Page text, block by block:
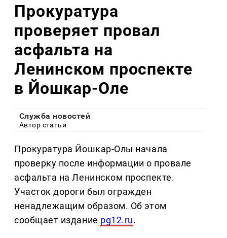
Прокуратура
проверяет провал
асфальта на
Ленинском проспекте
в Йошкар-Оле
Служба новостей
Автор статьи
Прокуратура Йошкар-Олы начала
проверку после информации о провале
асфальта на Ленинском проспекте.
Участок дороги был огражден
ненадлежащим образом. Об этом
сообщает издание pg12.ru.